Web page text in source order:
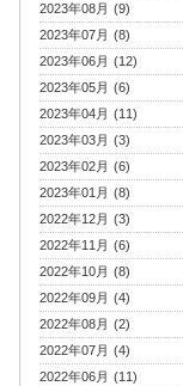
2023年08月 (9)
2023年07月 (8)
2023年06月 (12)
2023年05月 (6)
2023年04月 (11)
2023年03月 (3)
2023年02月 (6)
2023年01月 (8)
2022年12月 (3)
2022年11月 (6)
2022年10月 (8)
2022年09月 (4)
2022年08月 (2)
2022年07月 (4)
2022年06月 (11)